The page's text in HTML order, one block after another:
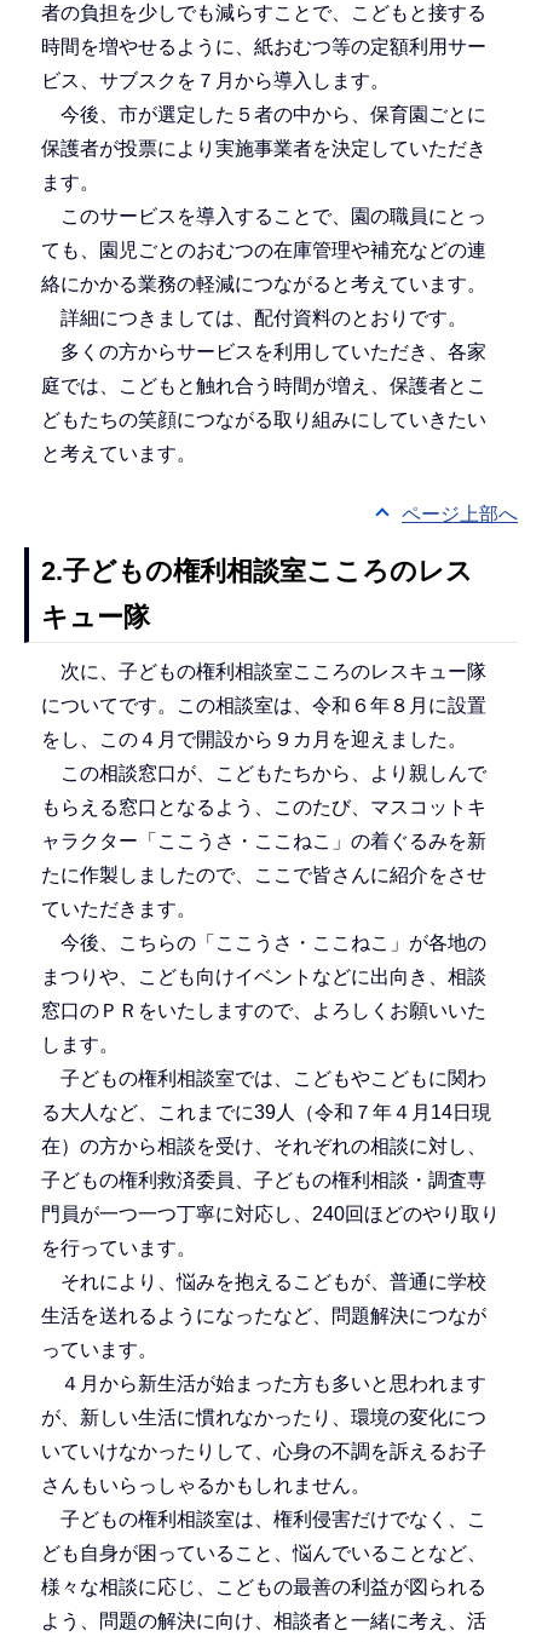
者の負担を少しでも減らすことで、こどもと接する
時間を増やせるように、紙おむつ等の定額利用サー
ビス、サブスクを７月から導入します。
今後、市が選定した５者の中から、保育園ごとに
保護者が投票により実施事業者を決定していただき
ます。
このサービスを導入することで、園の職員にとっ
ても、園児ごとのおむつの在庫管理や補充などの連
絡にかかる業務の軽減につながると考えています。
詳細につきましては、配付資料のとおりです。
多くの方からサービスを利用していただき、各家
庭では、こどもと触れ合う時間が増え、保護者とこ
どもたちの笑顔につながる取り組みにしていきたい
と考えています。
ページ上部へ
2.子どもの権利相談室こころのレス
キュー隊
次に、子どもの権利相談室こころのレスキュー隊
についてです。この相談室は、令和６年８月に設置
をし、この４月で開設から９カ月を迎えました。
この相談窓口が、こどもたちから、より親しんで
もらえる窓口となるよう、このたび、マスコットキ
ャラクター「ここうさ・ここねこ」の着ぐるみを新
たに作製しましたので、ここで皆さんに紹介をさせ
ていただきます。
今後、こちらの「ここうさ・ここねこ」が各地の
まつりや、こども向けイベントなどに出向き、相談
窓口のＰＲをいたしますので、よろしくお願いいた
します。
子どもの権利相談室では、こどもやこどもに関わ
る大人など、これまでに39人（令和７年４月14日現
在）の方から相談を受け、それぞれの相談に対し、
子どもの権利救済委員、子どもの権利相談・調査専
門員が一つ一つ丁寧に対応し、240回ほどのやり取り
を行っています。
それにより、悩みを抱えるこどもが、普通に学校
生活を送れるようになったなど、問題解決につなが
っています。
４月から新生活が始まった方も多いと思われます
が、新しい生活に慣れなかったり、環境の変化につ
いていけなかったりして、心身の不調を訴えるお子
さんもいらっしゃるかもしれません。
子どもの権利相談室は、権利侵害だけでなく、こ
ども自身が困っていること、悩んでいることなど、
様々な相談に応じ、こどもの最善の利益が図られる
よう、問題の解決に向け、相談者と一緒に考え、活